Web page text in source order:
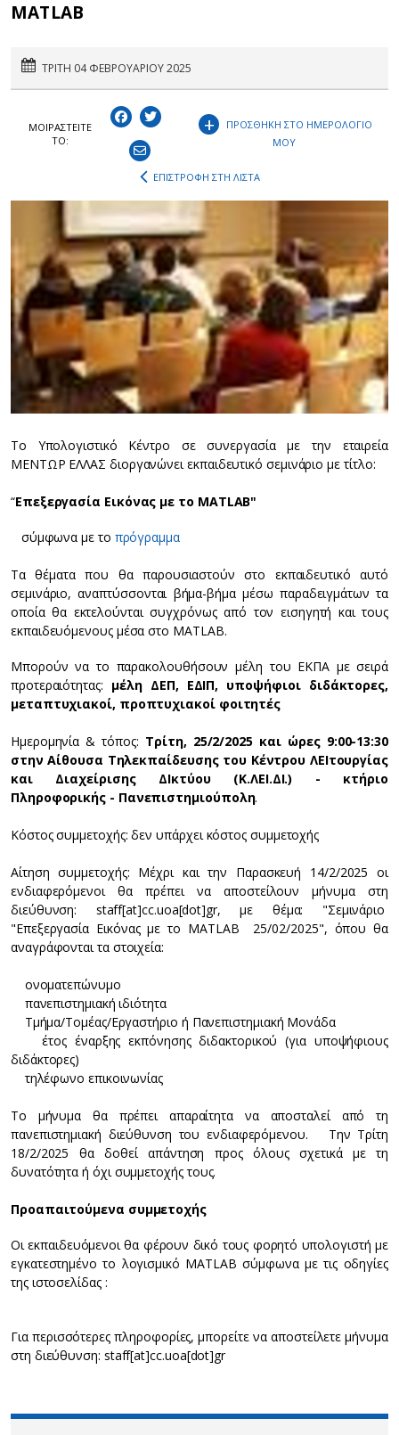
MATLAB
ΤΡΙΤΗ 04 ΦΕΒΡΟΥΑΡΙΟΥ 2025
ΜΟΙΡΑΣΤEIΤΕ
ΤΟ:
+
ΠΡΟΣΘΗΚΗ ΣΤΟ ΗΜΕΡΟΛΟΓΙΟ
ΜΟΥ
ΕΠΙΣΤΡΟΦΗ ΣΤΗ ΛΙΣΤΑ
Το Υπολογιστικό Κέντρο σε συνεργασία με την εταιρεία
ΜΕΝΤΩΡ ΕΛΛΑΣ διοργανώνει εκπαιδευτικό σεμινάριο με τίτλο:
“Επεξεργασία Εικόνας με το MATLAB"
σύμφωνα με το πρόγραμμα
Τα θέματα που θα παρουσιαστούν στο εκπαιδευτικό αυτό
σεμινάριο, αναπτύσσονται βήμα-βήμα μέσω παραδειγμάτων τα
οποία θα εκτελούνται συγχρόνως από τον εισηγητή και τους
εκπαιδευόμενους μέσα στο MATLAB.
Mπορούν να το παρακολουθήσουν μέλη του ΕΚΠΑ με σειρά
προτεραιότητας: μέλη ΔΕΠ, ΕΔΙΠ, υποψήφιοι διδάκτορες,
μεταπτυχιακοί, προπτυχιακοί φοιτητές
Ημερομηνία & τόπος: Τρίτη, 25/2/2025 και ώρες 9:00-13:30
στην Αίθουσα Τηλεκπαίδευσης του Κέντρου ΛΕΙτουργίας
και Διαχείρισης ΔΙκτύου (Κ.ΛΕΙ.ΔΙ.) - κτήριο
Πληροφορικής - Πανεπιστημιούπολη.
Κόστος συμμετοχής: δεν υπάρχει κόστος συμμετοχής
Αίτηση συμμετοχής: Μέχρι και την Παρασκευή 14/2/2025 οι
ενδιαφερόμενοι θα πρέπει να αποστείλουν μήνυμα στη
διεύθυνση: staff[at]cc.uoa[dot]gr, με θέμα: "Σεμινάριο
"Επεξεργασία Εικόνας με το MATLAB 25/02/2025", όπου θα
αναγράφονται τα στοιχεία:
ονοματεπώνυμο
πανεπιστημιακή ιδιότητα
Τμήμα/Τομέας/Εργαστήριο ή Πανεπιστημιακή Μονάδα
έτος έναρξης εκπόνησης διδακτορικού (για υποψήφιους
διδάκτορες)
τηλέφωνο επικοινωνίας
Το μήνυμα θα πρέπει απαραίτητα να αποσταλεί από τη
πανεπιστημιακή διεύθυνση του ενδιαφερόμενου. Την Τρίτη
18/2/2025 θα δοθεί απάντηση προς όλους σχετικά με τη
δυνατότητα ή όχι συμμετοχής τους.
Προαπαιτούμενα συμμετοχής
Οι εκπαιδευόμενοι θα φέρουν δικό τους φορητό υπολογιστή με
εγκατεστημένο το λογισμικό MATLAB σύμφωνα με τις οδηγίες
της ιστοσελίδας :
Για περισσότερες πληροφορίες, μπορείτε να αποστείλετε μήνυμα
στη διεύθυνση: staff[at]cc.uoa[dot]gr